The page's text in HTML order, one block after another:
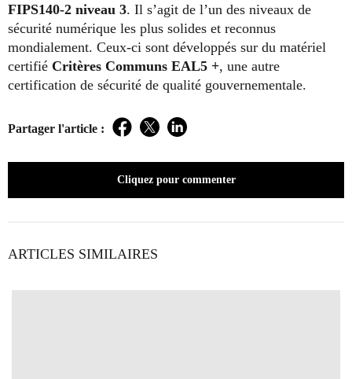
FIPS140-2 niveau 3. Il s’agit de l’un des niveaux de
sécurité numérique les plus solides et reconnus
mondialement. Ceux-ci sont développés sur du matériel
certifié Critères Communs EAL5 +, une autre
certification de sécurité de qualité gouvernementale.
Partager l'article : Facebook
TwitterLinkedIn
Cliquez pour commenter
ARTICLES SIMILAIRES